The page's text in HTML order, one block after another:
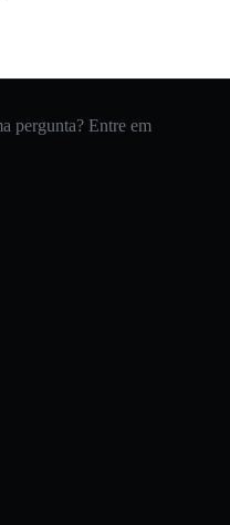
pergunta? Entre em